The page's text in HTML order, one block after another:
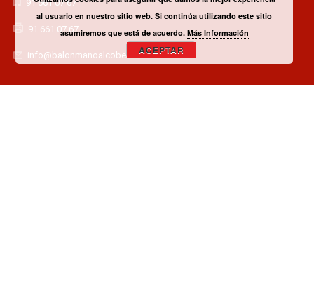
91 661 07 67
91 661 07 67
info@balonmanoalcobendas.es
al usuario en nuestro sitio web. Si continúa utilizando este sitio
asumiremos que está de acuerdo. Más Información
ACEPTAR